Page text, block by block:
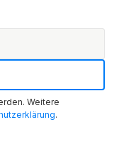
Weitere
.